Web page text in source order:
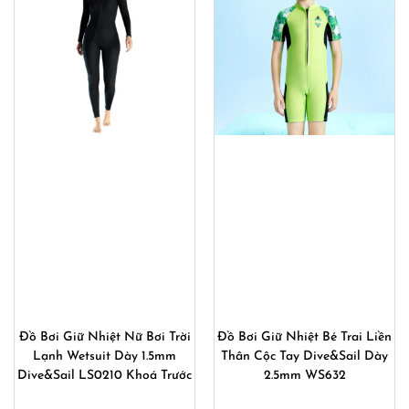
Đồ Bơi Giữ Nhiệt Nữ Bơi Trời
Lạnh Wetsuit Dày 1.5mm
Dive&Sail LS0210 Khoá Trước
Đồ Bơi Giữ Nhiệt Bé Trai Liền
Thân Cộc Tay Dive&Sail Dày
2.5mm WS632